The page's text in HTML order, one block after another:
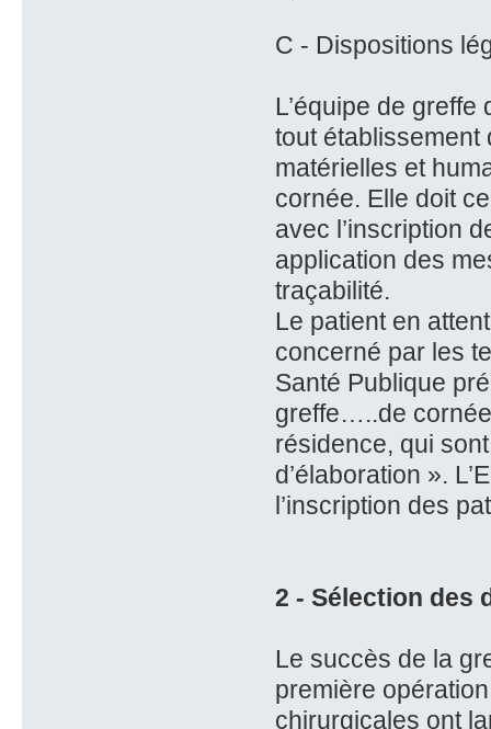
C - Dispositions
L’équipe de
tout établissement
matérielles et
cornée. Elle doit
avec l’inscription
application des
traçabilité.
Le patient en
concerné par les
Santé Publique
greffe…..de
résidence, qui
d’élaboration ».
l’inscription des
2 - Sélection des
Le succès de la
première
chirurgicales ont